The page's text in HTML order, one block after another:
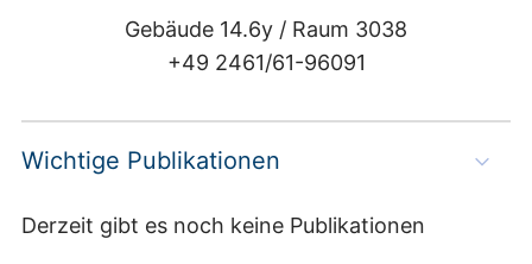
Gebäude 14.6y / Raum 3038
+49 2461/61-96091
Wichtige Publikationen
Derzeit gibt es noch keine Publikationen